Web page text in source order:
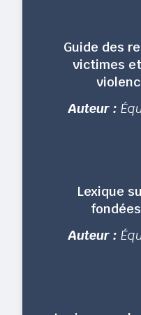
Guide des
victimes
Auteur :
Lexique
Auteur :